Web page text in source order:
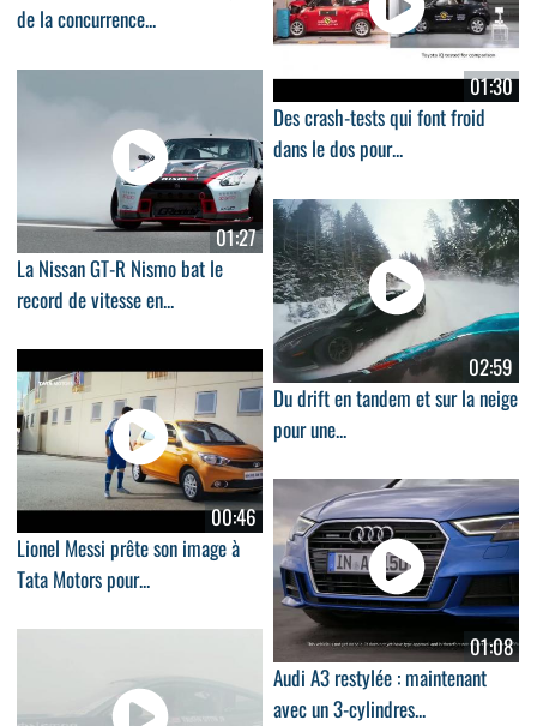
de la concurrence...
01:30
Des crash-tests qui font froid
dans le dos pour...
01:27
La Nissan GT-R Nismo bat le
record de vitesse en...
02:59
Du drift en tandem et sur la neige
pour une...
00:46
Lionel Messi prête son image à
Tata Motors pour...
01:08
Audi A3 restylée : maintenant
avec un 3-cylindres...